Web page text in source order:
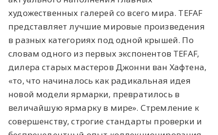
художественных галерей со всего мира. TEFAF
представляет лучшие мировые произведения
в разных категориях под одной крышей. По
словам одного из первых экспонентов TEFAF,
дилера старых мастеров Джонни ван Хафтена,
«то, что начиналось как радикальная идея
новой модели ярмарки, превратилось в
величайшую ярмарку в мире». Стремление к
совершенству, строгие стандарты проверки и